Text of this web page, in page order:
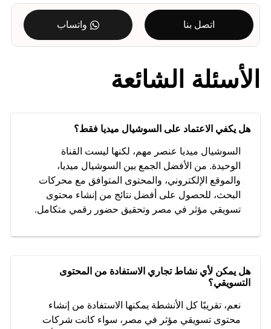
اتصل بنا واتساب
الأسئلة الشائعة
هل يكفي الاعتماد على السوشيال ميديا فقط؟
السوشيال ميديا عنصر مهم، لكنها ليست القناة
الوحيدة. من الأفضل الجمع بين السوشيال ميديا،
والموقع الإلكتروني، والمحتوى المتوافق مع محركات
البحث، للحصول على أفضل نتائج من إنشاء محتوى
تسويقي مؤثر في مصر وتحقيق حضور رقمي متكامل.
هل يمكن لأي نشاط تجاري الاستفادة من المحتوى
التسويقي؟
نعم، تقريبًا كل الأنشطة يمكنها الاستفادة من إنشاء
محتوى تسويقي مؤثر في مصر، سواء كانت شركات